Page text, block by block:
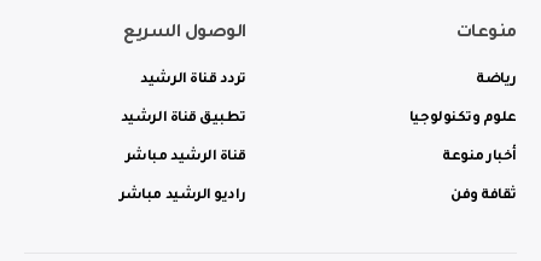
منوعات
رياضة
علوم وتكنولوجيا
أخبار منوعة
ثقافة وفن
الوصول السريع
تردد قناة الرشيد
تطبيق قناة الرشيد
قناة الرشيد مباشر
راديو الرشيد مباشر